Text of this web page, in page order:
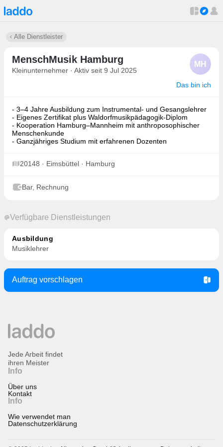
Alle Dienstleister
MenschMusik Hamburg
Kleinunternehmer · Aktiv seit 9 Jul 2025
MH
Das bin ich
- 3–4 Jahre Ausbildung zum Instrumental- und Gesangslehrer
- Eigenes Zertifikat plus Waldorfmusikpädagogik-Diplom
- Kooperation Hamburg–Mannheim mit anthroposophischer
Menschenkunde
- Ganzjähriges Studium mit erfahrenen Dozenten
20148 · Eimsbüttel · Hamburg
Bar, Rechnung
Verfügbare Dienstleistungen
Ausbildung
Musiklehrer
Auftrag vorschlagen
Info
Über uns
Kontakt
Info
Wie verwendet man
Datenschutzerklärung
Jede Arbeit findet
ihren Meister